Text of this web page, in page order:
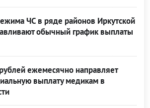
ЧС в ряде районов Иркутской
обычный график выплаты
ежемесячно направляет
выплату медикам в